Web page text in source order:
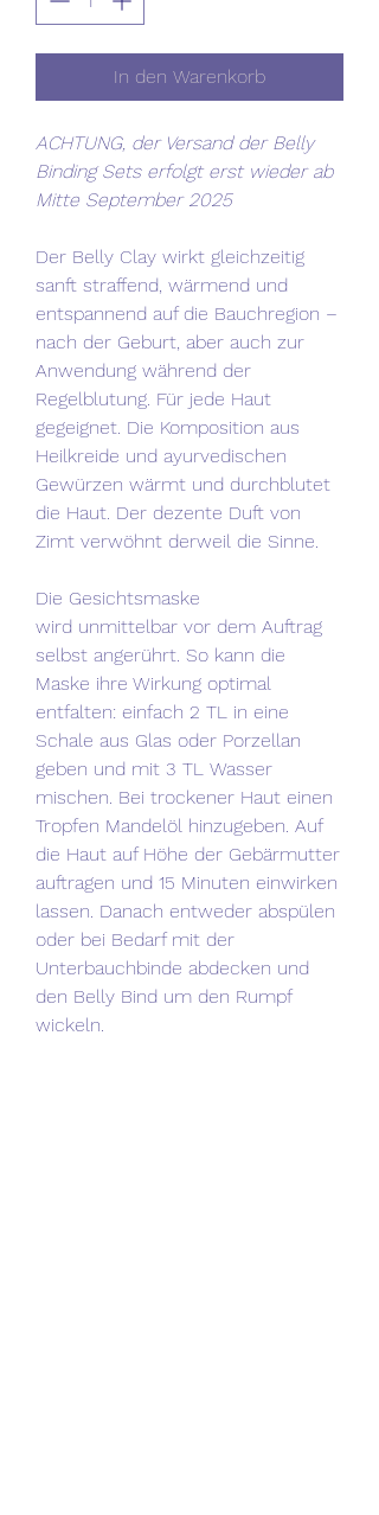
In den Warenkorb
ACHTUNG, der Versand der Belly
Binding Sets erfolgt erst wieder ab
Mitte September 2025
Der Belly Clay wirkt gleichzeitig
sanft straffend, wärmend und
entspannend auf die Bauchregion –
nach der Geburt, aber auch zur
Anwendung während der
Regelblutung. Für jede Haut
gegeignet. Die Komposition aus
Heilkreide und ayurvedischen
Gewürzen wärmt und durchblutet
die Haut. Der dezente Duft von
Zimt verwöhnt derweil die Sinne.
Die Gesichtsmaske
wird unmittelbar vor dem Auftrag
selbst angerührt. So kann die
Maske ihre Wirkung optimal
entfalten: einfach 2 TL in eine
Schale aus Glas oder Porzellan
geben und mit 3 TL Wasser
mischen. Bei trockener Haut einen
Tropfen Mandelöl hinzugeben. Auf
die Haut auf Höhe der Gebärmutter
auftragen und 15 Minuten einwirken
lassen. Danach entweder abspülen
oder bei Bedarf mit der
Unterbauchbinde abdecken und
den Belly Bind um den Rumpf
wickeln.